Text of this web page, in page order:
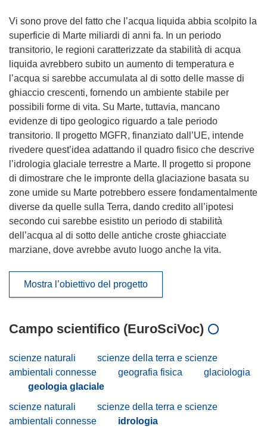
Vi sono prove del fatto che l’acqua liquida abbia scolpito la
superficie di Marte miliardi di anni fa. In un periodo
transitorio, le regioni caratterizzate da stabilità di acqua
liquida avrebbero subito un aumento di temperatura e
l’acqua si sarebbe accumulata al di sotto delle masse di
ghiaccio crescenti, fornendo un ambiente stabile per
possibili forme di vita. Su Marte, tuttavia, mancano
evidenze di tipo geologico riguardo a tale periodo
transitorio. Il progetto MGFR, finanziato dall’UE, intende
rivedere quest’idea adattando il quadro fisico che descrive
l’idrologia glaciale terrestre a Marte. Il progetto si propone
di dimostrare che le impronte della glaciazione basata su
zone umide su Marte potrebbero essere fondamentalmente
diverse da quelle sulla Terra, dando credito all’ipotesi
secondo cui sarebbe esistito un periodo di stabilità
dell’acqua al di sotto delle antiche croste ghiacciate
marziane, dove avrebbe avuto luogo anche la vita.
Mostra l’obiettivo del progetto
Campo scientifico (EuroSciVoc)
scienze naturali
scienze della terra e scienze
ambientali connesse
geografia fisica
glaciologia
geologia glaciale
scienze naturali
scienze della terra e scienze
ambientali connesse
idrologia